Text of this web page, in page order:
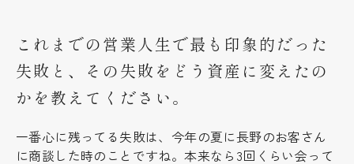
これまでの営業人生で最も印象的だった
失敗と、その失敗をどう資産に変えたの
かを教えてください。
一番心に残ってる失敗は、今年の夏に長野のお客さん
に商談した時のことですね。本来なら3回くらい会って